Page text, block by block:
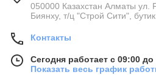
050000 Казахстан Алматы ул.
Биянху, т/ц "Строй Сити",
Контакты
Сегодня работает с 09:00 до
Показать весь график